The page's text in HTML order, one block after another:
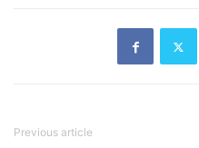
Previous article